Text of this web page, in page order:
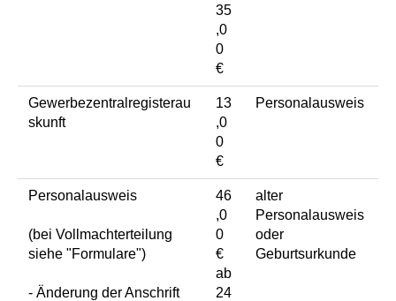
35
,0
0
€
Gewerbezentralregisterau
skunft
13
,0
0
€
Personalausweis
Personalausweis
(bei Vollmachterteilung
siehe "Formulare")
- Änderung der Anschrift
46
,0
0
€
ab
24
alter
Personalausweis
oder
Geburtsurkunde